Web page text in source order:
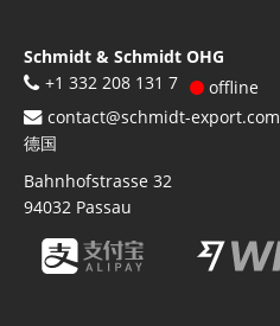
Schmidt & Schmidt OHG
+1 332 208 131 7
offline
contact@schmidt-export.com
德国
Bahnhofstrasse 32
94032 Passau